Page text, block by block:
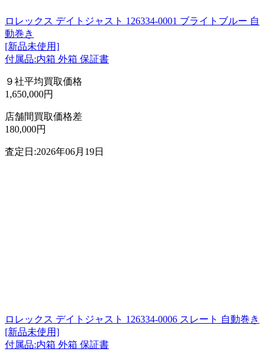
ロレックス デイトジャスト 126334-0001 ブライトブルー 自
動巻き
[新品未使用]
付属品:内箱 外箱 保証書
９社平均買取価格
1,650,000円
店舗間買取価格差
180,000円
査定日:2026年06月19日
ロレックス デイトジャスト 126334-0006 スレート 自動巻き
[新品未使用]
付属品:内箱 外箱 保証書